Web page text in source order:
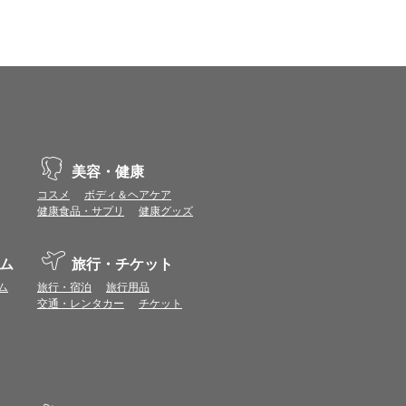
ならない場合があります。
。
。
る場合があります。各ショップからご注文後
ジ）を経由することなく、トップページ等か
プに表示されます。
美容・健康
コスメ
ボディ＆ヘアケア
健康食品・サプリ
健康グッズ
旅行・チケット
旅行・宿泊
旅行用品
交通・レンタカー
チケット